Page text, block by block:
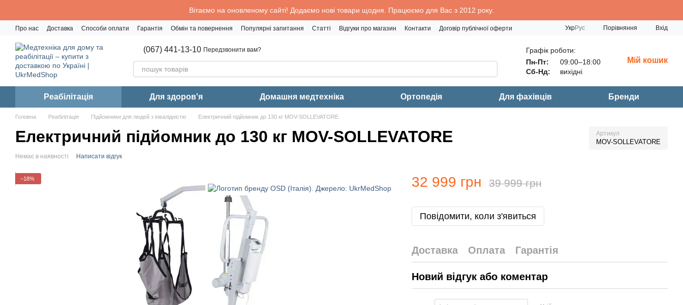
Вітаємо на оновленому сайті! Додаємо нові товари щодня. Працюємо для Вас з 2012 року.
Про нас Доставка Способи оплати Гарантія Обмін та повернення Популярні запитання Статті Відгуки про магазин Контакти
Договір публічної оферти
УкрРус Порівняння Вхід
(067) 441-13-10 Передзвонити вам?
Графік роботи:
Пн-Пт:
09:00–18:00
Сб-Нд:
вихідні
Мій кошик
Реабiлiтацiя Для здоров'я Домашня медтехніка Ортопедія Для фахівців Бренди
Головна Реабiлiтацiя Підйомники для людей з інвалідністю Електричний підйомник до 130 кг MOV-SOLLEVATORE
Електричний підйомник до 130 кг MOV-SOLLEVATORE Артикул
MOV-SOLLEVATORE
Немає в наявності Написати відгук
−18% 32 999 грн 39 999 грн
Повідомити, коли з'явиться
Доставка Оплата Гарантія
Новий відгук або коментар